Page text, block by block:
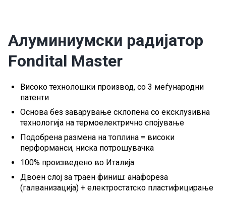
Алуминиумски радијатор
Fondital Master
Високо технолошки производ, со 3 меѓународни
патенти
Основа без заварување склопена со ексклузивна
технологија на термоелектрично спојување
Подобрена размена на топлина = високи
перформанси, ниска потрошувачка
100% произведено во Италија
Двоен слој за траен финиш: анафореза
(галванизација) + електростатско пластифицирање